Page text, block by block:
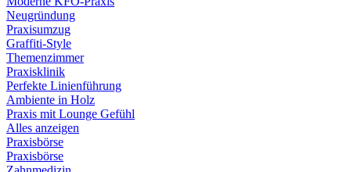
Neugründung
Praxisumzug
Graffiti-Style
Themenzimmer
Praxisklinik
Perfekte Linienführung
Ambiente in Holz
Praxis mit Lounge Gefühl
Alles anzeigen
Praxisbörse
Praxisbörse